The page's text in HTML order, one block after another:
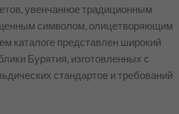
увенчанное традиционным
символом, олицетворяющим
каталоге представлен широкий
Бурятия, изготовленных с
стандартов и требований